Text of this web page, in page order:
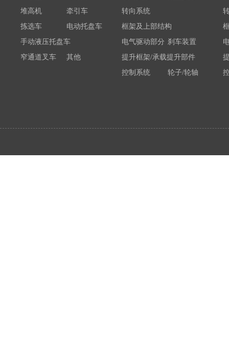
堆高机
牵引车
拣选车
电动托盘车
手动液压托盘车
窄通道叉车
其他
转向系统
框架及上部结构
电气驱动部分 刹车装置
提升框架/承载提升部件
控制系统
轮子/轮轴